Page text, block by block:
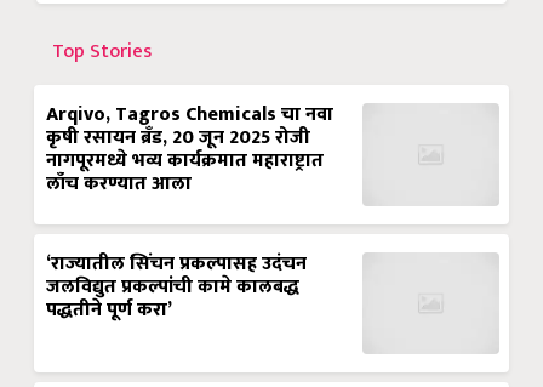
Top Stories
Arqivo, Tagros Chemicals चा नवा
कृषी रसायन ब्रँड, 20 जून 2025 रोजी
नागपूरमध्ये भव्य कार्यक्रमात महाराष्ट्रात
लाँच करण्यात आला
‘राज्यातील सिंचन प्रकल्पासह उदंचन
जलविद्युत प्रकल्पांची कामे कालबद्ध
पद्धतीने पूर्ण करा’